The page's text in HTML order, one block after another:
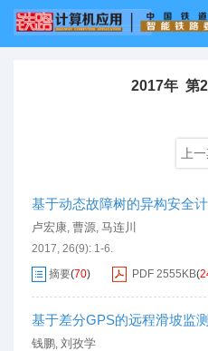
2017年 第
上
基于动态故障树的异构安全
卢宏康, 曹源, 马连川
2017, 26(9): 1-6.
摘要(70) PDF 2555KB(
基于差分GPS的远程滑坡监
钱鹏, 刘孜学